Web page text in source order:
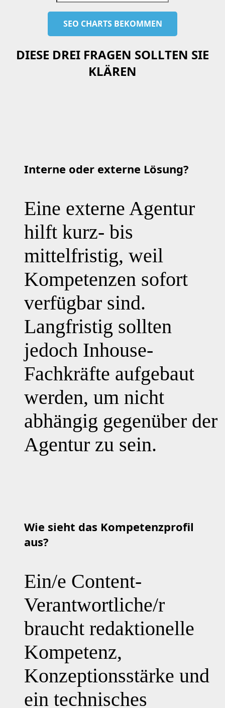
DIESE DREI FRAGEN SOLLTEN SIE
KLÄREN
Interne oder externe Lösung?
Eine externe Agentur
hilft kurz- bis
mittelfristig, weil
Kompetenzen sofort
verfügbar sind.
Langfristig sollten
jedoch Inhouse-
Fachkräfte aufgebaut
werden, um nicht
abhängig gegenüber der
Agentur zu sein.
Wie sieht das Kompetenzprofil
aus?
Ein/e Content-
Verantwortliche/r
braucht redaktionelle
Kompetenz,
Konzeptionsstärke und
ein technisches